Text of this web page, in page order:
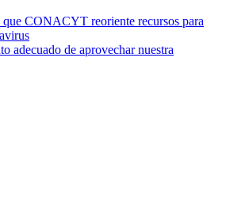
que CONACYT reoriente recursos para
adecuado de aprovechar nuestra